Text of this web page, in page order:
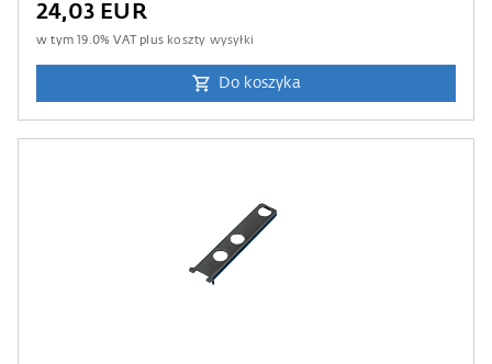
24,03 EUR
w tym19.0% VAT plus koszty wysyłki
Do koszyka